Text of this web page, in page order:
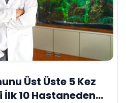
Üst Üste 5 Kez
10 Hastaneden